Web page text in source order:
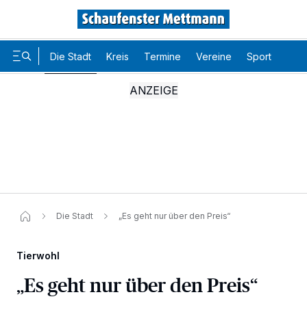
Die Stadt Kreis Termine Vereine Sport
Die Stadt „Es geht nur über den Preis“
Tierwohl
„Es geht nur über den Preis“